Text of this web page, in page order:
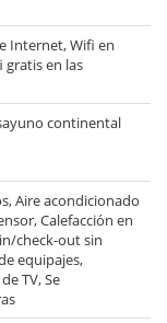
Internet, Wifi en
gratis en las
continental
Aire acondicionado
Calefacción en
check-out sin
equipajes,
TV, Se